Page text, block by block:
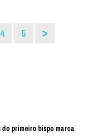
4 5 >
primeiro bispo marca